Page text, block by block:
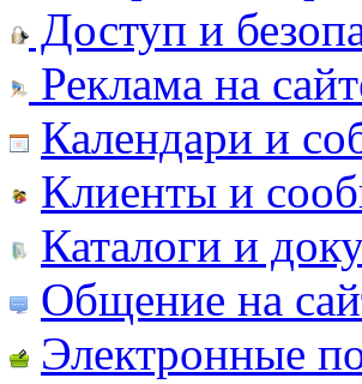
Доступ и
Реклама на
Календари и
Клиенты и
Каталоги и
Общение на
Электронные